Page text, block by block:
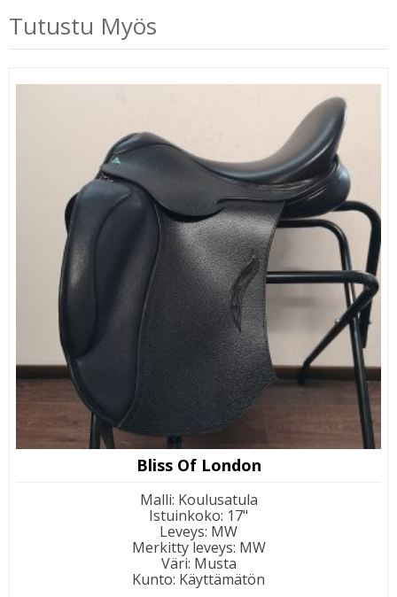
Tutustu Myös
Bliss Of London
Malli: Koulusatula
Istuinkoko: 17"
Leveys: MW
Merkitty leveys: MW
Väri: Musta
Kunto: Käyttämätön